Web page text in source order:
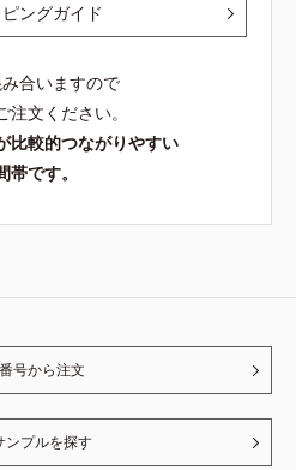
ングガイド
合いますので
注文ください。
比較的つながりやすい
帯です。
号から注文
ンプルを探す